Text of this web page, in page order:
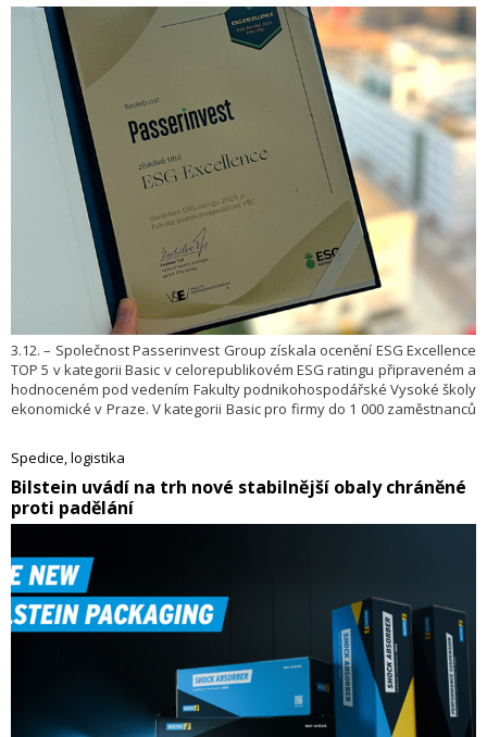
3.12. – Společnost Passerinvest Group získala ocenění ESG Excellence
TOP 5 v kategorii Basic v celorepublikovém ESG ratingu připraveném a
hodnoceném pod vedením Fakulty podnikohospodářské Vysoké školy
ekonomické v Praze. V kategorii Basic pro firmy do 1 000 zaměstnanců
republice. Tento úspěch potvrzuje, že práce společnosti v oblasti
udržitelnosti a společenské odpovědnosti má konkrétní a dlouhodobě
viditelné výsledky.
Spedice, logistika
​Bilstein uvádí na trh nové stabilnější obaly chráněné
proti padělání